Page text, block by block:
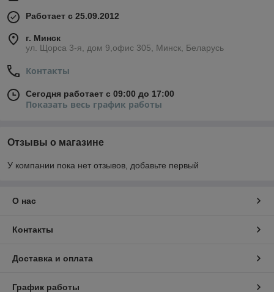
Работает с 25.09.2012
г. Минск
ул. Щорса 3-я, дом 9,офис 305, Минск, Беларусь
Контакты
Сегодня работает с 09:00 до 17:00
Показать весь график работы
Отзывы о магазине
У компании пока нет отзывов, добавьте первый
О нас
Контакты
Доставка и оплата
График работы